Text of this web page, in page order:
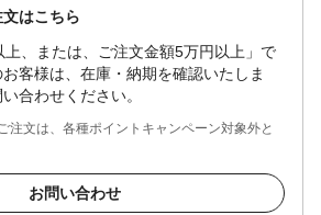
はこちら
上、または、ご注文金額5万円以上」で
客様は、在庫・納期を確認いたしま
合わせください。
注文は、各種ポイントキャンペーン対象外と
お問い合わせ